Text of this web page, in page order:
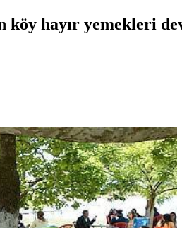
köy hayır yemekleri